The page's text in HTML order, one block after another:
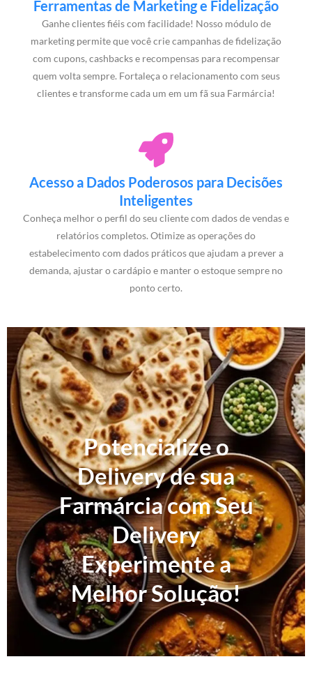
Ferramentas de Marketing e Fidelização
Ganhe clientes fiéis com facilidade! Nosso módulo de
marketing permite que você crie campanhas de fidelização
com cupons, cashbacks e recompensas para recompensar
quem volta sempre. Fortaleça o relacionamento com seus
clientes e transforme cada um em um fã sua Farmárcia!
Acesso a Dados Poderosos para Decisões
Inteligentes
Conheça melhor o perfil do seu cliente com dados de vendas e
relatórios completos. Otimize as operações do
estabelecimento com dados práticos que ajudam a prever a
demanda, ajustar o cardápio e manter o estoque sempre no
ponto certo.
Potencialize o
Delivery de sua
Farmárcia com Seu
Delivery
Experimente a
Melhor Solução!